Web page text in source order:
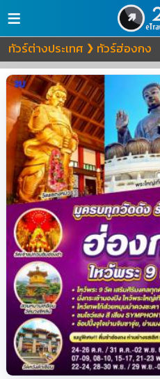
≡
ทัวร์ต่างประเทศ ❯ ทัวร์ฮ่องกง